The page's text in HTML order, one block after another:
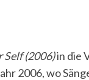
Self (2006)in die
2006, wo